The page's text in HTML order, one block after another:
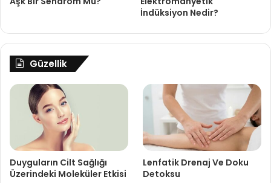
İndüksiyon Nedir?
Güzellik
Duyguların Cilt Sağlığı
Üzerindeki Moleküler Etkisi
Lenfatik Drenaj Ve Doku
Detoksu